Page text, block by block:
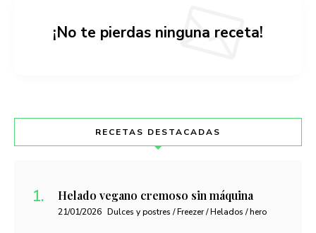
¡No te pierdas ninguna receta!
RECETAS DESTACADAS
Helado vegano cremoso sin máquina
21/01/2026 Dulces y postres / Freezer / Helados / hero